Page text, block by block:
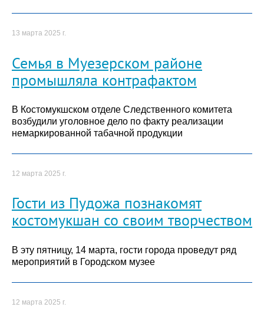
13 марта 2025 г.
Семья в Муезерском районе
промышляла контрафактом
В Костомукшском отделе Следственного комитета
возбудили уголовное дело по факту реализации
немаркированной табачной продукции
12 марта 2025 г.
Гости из Пудожа познакомят
костомукшан со своим творчеством
В эту пятницу, 14 марта, гости города проведут ряд
мероприятий в Городском музее
12 марта 2025 г.